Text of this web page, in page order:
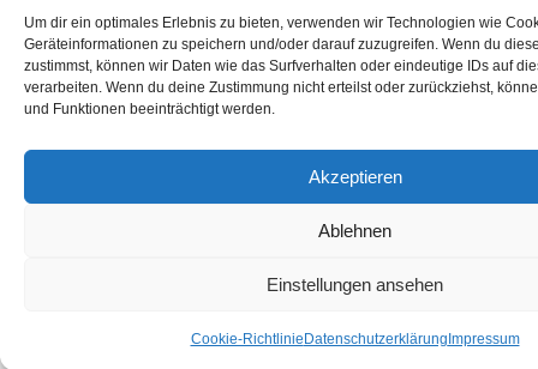
Um dir ein optimales Erlebnis zu bieten, verwenden wir Technologien wie
Geräteinformationen zu speichern und/oder darauf zuzugreifen. Wenn du
zustimmst, können wir Daten wie das Surfverhalten oder eindeutige IDs auf
verarbeiten. Wenn du deine Zustimmung nicht erteilst oder zurückziehst,
und Funktionen beeinträchtigt werden.
Akzeptieren
Ablehnen
Einstellungen ansehen
Cookie-Richtlinie Datenschutzerklärung Impressum